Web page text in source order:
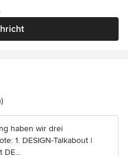
5 Sternen
haben wir drei
1. DESIGN-Talkabout |
DE...